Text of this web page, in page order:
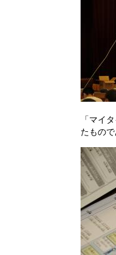
「マイ
たもの